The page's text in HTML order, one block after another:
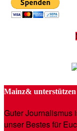
Mainz& unterstützen
Guter Journalismus
unser Bestes für